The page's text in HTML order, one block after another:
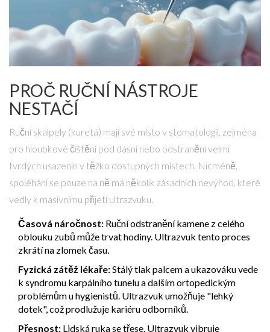
PROČ RUČNÍ NÁSTROJE
NESTAČÍ
Ruční skalpely (kuretá) mají své místo v stomatologii, zejména
pro hloubkové čištění pod dásní nebo odstranění velmi
tvrdých usazenin v těžko dostupných místech. Nicméně,
spoléhání se pouze na ně má několik zásadních nevýhod, které
vedly k masivnímu přijetí ultrazvuku.
Časová náročnost: Ruční odstranění kamene z celého
oblouku zubů může trvat hodiny. Ultrazvuk tento proces
zkrátí na zlomek času.
Fyzická zátěž lékaře:Stálý tlak palcem a ukazováku vede
k syndromu karpálního tunelu a dalším ortopedickým
problémům u hygienistů. Ultrazvuk umožňuje "lehký
dotek", což prodlužuje kariéru odborníků.
Přesnost: Lidská ruka se třese. Ultrazvuk vibruje